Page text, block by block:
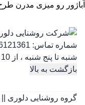
آباژور رو میزی مدرن طرح
شماره تماس:
شنبه تا پنج شنبه ، از 10 صبح تا 8 شب پاسخگوی شما هستیم.
بازگشت به بالا
گروه روشنایی دلوری